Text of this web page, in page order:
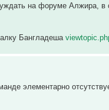
на форуме Алжира, в
Бангладеша
элементарно